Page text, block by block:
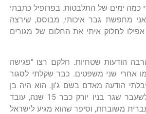
כמה ימים של התלבטות. בפרופיל כתבתי
מחפשת גבר איכותי, מבוסס, שירצה
אפילו לחלוק איתי את החלום של מגורים
הודעות שטחיות. חלקם רצו "פגישה
אחרי שני משפטים. כבר שקלתי לסגור
הודעה מאדם בשם ג'ון. הוא היה בן
46, גרוש, ישראלי לשעבר שגר בניו יורק כבר 15 שנה, עובד
משובחת, וסיפר שהוא מגיע לישראל